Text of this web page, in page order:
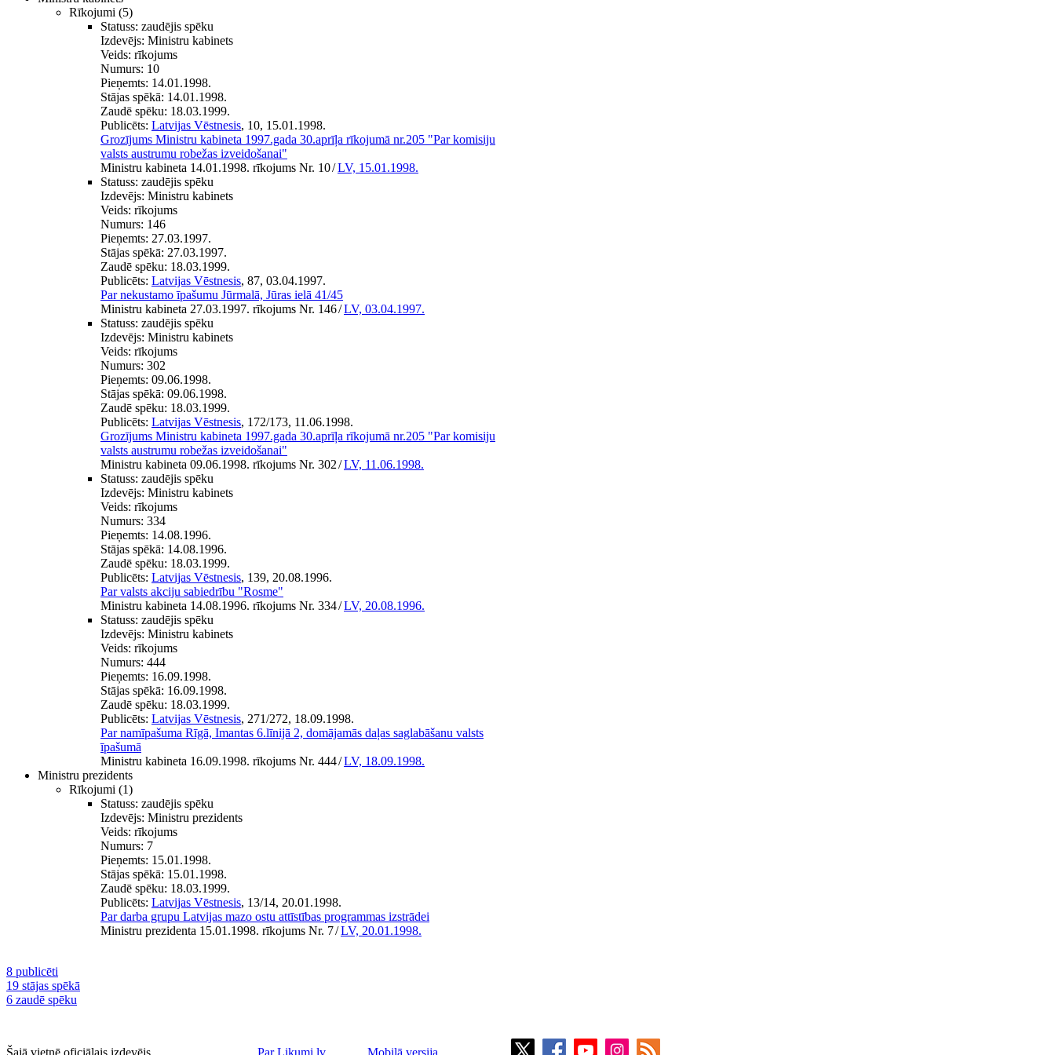
Rīkojumi (5)
Statuss: zaudējis spēku
Izdevējs: Ministru kabinets
Veids: rīkojums
Numurs: 10
Pieņemts: 14.01.1998.
Stājas spēkā: 14.01.1998.
Zaudē spēku: 18.03.1999.
Publicēts: Latvijas Vēstnesis, 10, 15.01.1998.
Grozījums Ministru kabineta 1997.gada 30.aprīļa rīkojumā nr.205 "Par komisiju
valsts austrumu robežas izveidošanai"
Ministru kabineta 14.01.1998. rīkojums Nr. 10/LV, 15.01.1998.
Statuss: zaudējis spēku
Izdevējs: Ministru kabinets
Veids: rīkojums
Numurs: 146
Pieņemts: 27.03.1997.
Stājas spēkā: 27.03.1997.
Zaudē spēku: 18.03.1999.
Publicēts: Latvijas Vēstnesis, 87, 03.04.1997.
Par nekustamo īpašumu Jūrmalā, Jūras ielā 41/45
Ministru kabineta 27.03.1997. rīkojums Nr. 146/LV, 03.04.1997.
Statuss: zaudējis spēku
Izdevējs: Ministru kabinets
Veids: rīkojums
Numurs: 302
Pieņemts: 09.06.1998.
Stājas spēkā: 09.06.1998.
Zaudē spēku: 18.03.1999.
Publicēts: Latvijas Vēstnesis, 172/173, 11.06.1998.
Grozījums Ministru kabineta 1997.gada 30.aprīļa rīkojumā nr.205 "Par komisiju
valsts austrumu robežas izveidošanai"
Ministru kabineta 09.06.1998. rīkojums Nr. 302/LV, 11.06.1998.
Statuss: zaudējis spēku
Izdevējs: Ministru kabinets
Veids: rīkojums
Numurs: 334
Pieņemts: 14.08.1996.
Stājas spēkā: 14.08.1996.
Zaudē spēku: 18.03.1999.
Publicēts: Latvijas Vēstnesis, 139, 20.08.1996.
Par valsts akciju sabiedrību "Rosme"
Ministru kabineta 14.08.1996. rīkojums Nr. 334/LV, 20.08.1996.
Statuss: zaudējis spēku
Izdevējs: Ministru kabinets
Veids: rīkojums
Numurs: 444
Pieņemts: 16.09.1998.
Stājas spēkā: 16.09.1998.
Zaudē spēku: 18.03.1999.
Publicēts: Latvijas Vēstnesis, 271/272, 18.09.1998.
Par namīpašuma Rīgā, Imantas 6.līnijā 2, domājamās daļas saglabāšanu valsts
īpašumā
Ministru kabineta 16.09.1998. rīkojums Nr. 444/LV, 18.09.1998.
Ministru prezidents
Rīkojumi (1)
Statuss: zaudējis spēku
Izdevējs: Ministru prezidents
Veids: rīkojums
Numurs: 7
Pieņemts: 15.01.1998.
Stājas spēkā: 15.01.1998.
Zaudē spēku: 18.03.1999.
Publicēts: Latvijas Vēstnesis, 13/14, 20.01.1998.
Par darba grupu Latvijas mazo ostu attīstības programmas izstrādei
Ministru prezidenta 15.01.1998. rīkojums Nr. 7/LV, 20.01.1998.
8 publicēti
19 stājas spēkā
6 zaudē spēku
Šajā vietnē oficiālais izdevējs Par Likumi.lv Mobilā versija